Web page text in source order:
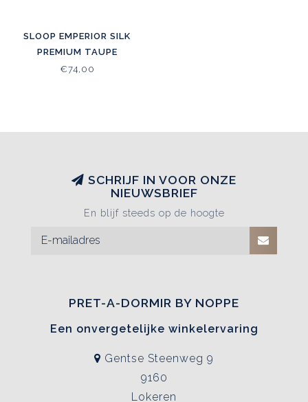
SLOOP EMPERIOR SILK
PREMIUM TAUPE
€74,00
SCHRIJF IN VOOR ONZE
NIEUWSBRIEF
En blijf steeds op de hoogte
PRET-A-DORMIR BY NOPPE
Een onvergetelijke winkelervaring
Gentse Steenweg 9
9160
Lokeren